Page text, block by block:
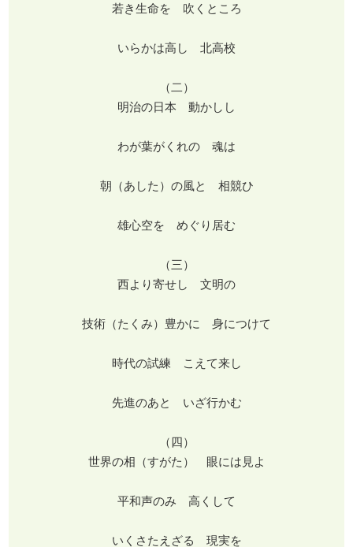
若き生命を 吹くところ
いらかは高し 北高校
（二）
明治の日本 動かしし
わが葉がくれの 魂は
朝（あした）の風と 相競ひ
雄心空を めぐり居む
（三）
西より寄せし 文明の
技術（たくみ）豊かに 身につけて
時代の試練 こえて来し
先進のあと いざ行かむ
（四）
世界の相（すがた） 眼には見よ
平和声のみ 高くして
いくさたえざる 現実を